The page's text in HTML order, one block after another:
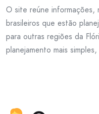
O site reúne informações,
brasileiros que estão
para outras regiões da
planejamento mais